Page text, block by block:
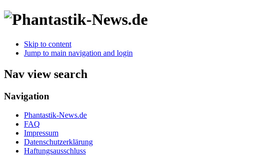
Skip to content
Jump to main navigation and login
Nav view search
Navigation
Phantastik-News.de
FAQ
Impressum
Datenschutzerklärung
Haftungsausschluss